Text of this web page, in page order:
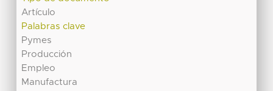
Artículo
Palabras clave
Pymes
Producción
Empleo
Manufactura